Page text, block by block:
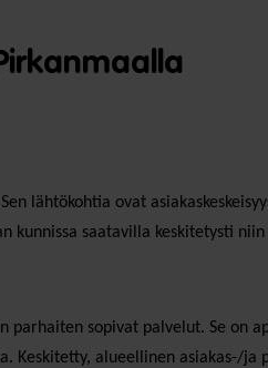
lähtökohtia ovat
kunnissa saatavilla keskitetysti
parhaiten sopivat palvelut. Se on
Keskitetty, alueellinen asiakas-/ja